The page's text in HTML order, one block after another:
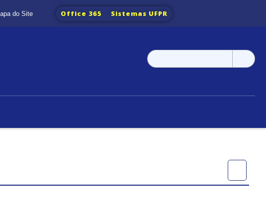
do Site Office 365 Sistemas UFPR
Pesquisar
por: